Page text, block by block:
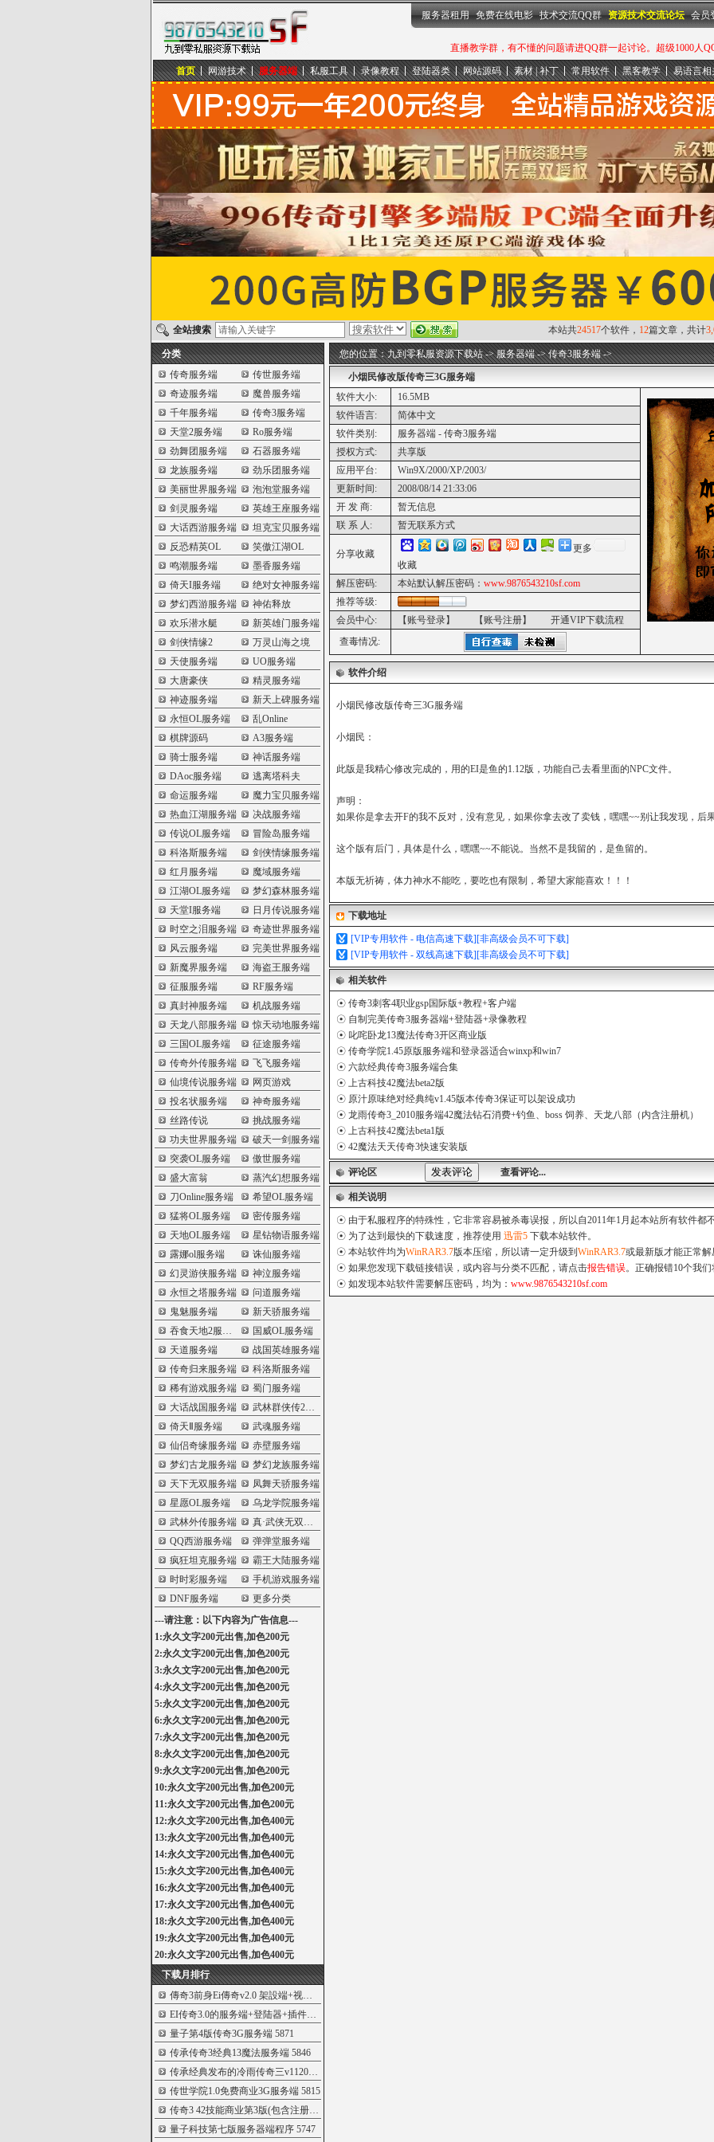
九到零私服资源下载站
直播教学群，有不懂的问题请进QQ群一起讨论。超级1000人
服务器租用 免费在线电影 技术交流QQ群 资源技术交流论坛 会员
首页 网游技术 服务器端 私服工具 录像教程 登陆器类 网站源码 素材 | 补丁 常用软件 黑客教学 易语言相
本站共24517个软件， 12篇文章，共计
全站搜索
分类
传奇服务端
传世服务端
奇迹服务端
魔兽服务端
千年服务端
传奇3服务端
天堂2服务端
Ro服务端
劲舞团服务端
石器服务端
龙族服务端
劲乐团服务端
美丽世界服务端
泡泡堂服务端
剑灵服务端
英雄王座服务端
大话西游服务端
坦克宝贝服务端
反恐精英OL
笑傲江湖OL
鸣潮服务端
墨香服务端
倚天I服务端
绝对女神服务端
梦幻西游服务端
神佑释放
欢乐潜水艇
新英雄门服务端
剑侠情缘2
万灵山海之境
天使服务端
UO服务端
大唐豪侠
精灵服务端
神迹服务端
新天上碑服务端
永恒OL服务端
乱Online
棋牌源码
A3服务端
骑士服务端
神话服务端
DAoc服务端
逃离塔科夫
命运服务端
魔力宝贝服务端
热血江湖服务端
决战服务端
传说OL服务端
冒险岛服务端
科洛斯服务端
剑侠情缘服务端
红月服务端
魔域服务端
江湖OL服务端
梦幻森林服务端
天堂I服务端
日月传说服务端
时空之泪服务端
奇迹世界服务端
风云服务端
完美世界服务端
新魔界服务端
海盗王服务端
征服服务端
RF服务端
真封神服务端
机战服务端
天龙八部服务端
惊天动地服务端
三国OL服务端
征途服务端
传奇外传服务端
飞飞服务端
仙境传说服务端
网页游戏
投名状服务端
神奇服务端
丝路传说
挑战服务端
功夫世界服务端
破天一剑服务端
突袭OL服务端
傲世服务端
盛大富翁
蒸汽幻想服务端
刀Online服务端
希望OL服务端
猛将OL服务端
密传服务端
天地OL服务端
星钻物语服务端
露娜ol服务端
诛仙服务端
幻灵游侠服务端
神泣服务端
永恒之塔服务端
问道服务端
鬼魅服务端
新天骄服务端
吞食天地2服务端
国威OL服务端
天道服务端
战国英雄服务端
传奇归来服务端
科洛斯服务端
稀有游戏服务端
蜀门服务端
大话战国服务端
武林群侠传2服务端
倚天Ⅱ服务端
武魂服务端
仙侣奇缘服务端
赤壁服务端
梦幻古龙服务端
梦幻龙族服务端
天下无双服务端
凤舞天骄服务端
星愿OL服务端
乌龙学院服务端
武林外传服务端
真·武侠无双服务端
QQ西游服务端
弹弹堂服务端
疯狂坦克服务端
霸王大陆服务端
时时彩服务端
手机游戏服务端
DNF服务端
更多分类
---请注意：以下内容为广告信息---
1:永久文字200元出售,加色200元
2:永久文字200元出售,加色200元
3:永久文字200元出售,加色200元
4:永久文字200元出售,加色200元
5:永久文字200元出售,加色200元
6:永久文字200元出售,加色200元
7:永久文字200元出售,加色200元
8:永久文字200元出售,加色200元
9:永久文字200元出售,加色200元
10:永久文字200元出售,加色200元
11:永久文字200元出售,加色200元
12:永久文字200元出售,加色400元
13:永久文字200元出售,加色400元
14:永久文字200元出售,加色400元
15:永久文字200元出售,加色400元
16:永久文字200元出售,加色400元
17:永久文字200元出售,加色400元
18:永久文字200元出售,加色400元
19:永久文字200元出售,加色400元
20:永久文字200元出售,加色400元
下载月排行
傳奇3前身Ei傳奇v2.0 架設端+视频教程[親測
EI传奇3.0的服务端+登陆器+插件+客户端
量子第4版传奇3G服务端5871
传承传奇3经典13魔法服务端5846
传承经典发布的冷雨传奇三v1120第二版
传世学院1.0免费商业3G服务端5815
传奇3 42技能商业第3版(包含注册机_商业登
量子科技第七版服务器端程序5747
您的位置：九到零私服资源下载站->服务器端->传奇3服务端->
小烟民修改版传奇三3G服务端
软件大小:
16.5MB
软件语言:
简体中文
软件类别:
服务器端 - 传奇3服务端
授权方式:
共享版
应用平台:
Win9X/2000/XP/2003/
更新时间:
2008/08/14 21:33:06
开 发 商:
暂无信息
联 系 人:
暂无联系方式
分享收藏
更多
收藏
解压密码:
本站默认解压密码： www.9876543210sf.com
推荐等级:
会员中心:
【账号登录】 【账号注册】
开通VIP下载流程
查毒情况:
软件介绍
小烟民修改版传奇三3G服务端
小烟民：
此版是我精心修改完成的，用的EI是鱼的1.12版，功能自己去看里面的NPC文件。
声明：
如果你是拿去开F的我不反对，没有意见，如果你拿去改了卖钱，嘿嘿~~别让我发现，后
这个版有后门，具体是什么，嘿嘿~~不能说。当然不是我留的，是鱼留的。
本版无祈祷，体力神水不能吃，要吃也有限制，希望大家能喜欢！！！
下载地址
[VIP专用软件 - 电信高速下载][非高级会员不可下载]
[VIP专用软件 - 双线高速下载][非高级会员不可下载]
相关软件
☉ 传奇3刺客4职业gsp国际版+教程+客户端
☉ 自制完美传奇3服务器端+登陆器+录像教程
☉ 叱咤卧龙13魔法传奇3开区商业版
☉ 传奇学院1.45原版服务端和登录器适合winxp和win7
☉ 六款经典传奇3服务端合集
☉ 上古科技42魔法beta2版
☉ 原汁原味绝对经典纯v1.45版本传奇3保证可以架设成功
☉ 龙雨传奇3_2010服务端42魔法钻石消费+钓鱼、boss 饲养、天龙八部（内含注册机）
☉ 上古科技42魔法beta1版
☉ 42魔法天天传奇3快速安装版
评论区 查看评论...
相关说明
☉ 由于私服程序的特殊性，它非常容易被杀毒误报，所以自2011年1月起本站所有软件都
☉ 为了达到最快的下载速度，推荐使用 迅雷5下载本站软件。
☉ 本站软件均为WinRAR3.7版本压缩，所以请一定升级到 WinRAR3.7或最新版才能正常
☉ 如果您发现下载链接错误，或内容与分类不匹配，请点击报告错误。正确报错10个我们
☉ 如发现本站软件需要解压密码，均为： www.9876543210sf.com